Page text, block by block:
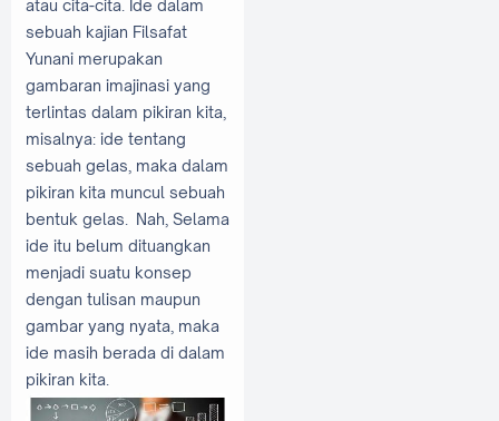
atau cita-cita. Ide dalam
sebuah kajian Filsafat
Yunani merupakan
gambaran imajinasi yang
terlintas dalam pikiran kita,
misalnya: ide tentang
sebuah gelas, maka dalam
pikiran kita muncul sebuah
bentuk gelas. Nah, Selama
ide itu belum dituangkan
menjadi suatu konsep
dengan tulisan maupun
gambar yang nyata, maka
ide masih berada di dalam
pikiran kita.